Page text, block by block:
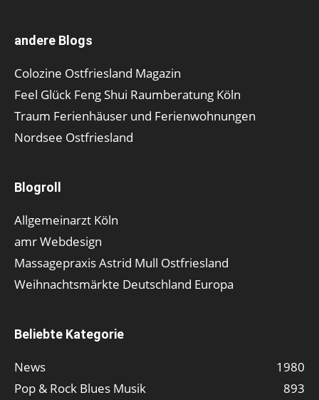
andere Blogs
Colozine Ostfriesland Magazin
Feel Glück Feng Shui Raumberatung Köln
Traum Ferienhäuser und Ferienwohnungen
Nordsee Ostfriesland
Blogroll
Allgemeinarzt Köln
amr Webdesign
Massagepraxis Astrid Mull Ostfriesland
Weihnachtsmärkte Deutschland Europa
Beliebte Kategorie
News
1980
Pop & Rock Blues Musik
893